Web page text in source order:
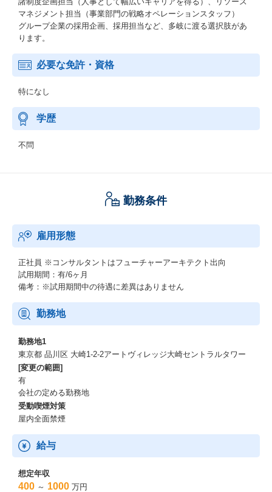
マネジメント担当（事業部門の戦略オペレーションスタッフ）
グループ企業の採用企画、採用担当など、多岐に渡る選択肢があ
ります。
必要な免許・資格
特になし
学歴
不問
勤務条件
雇用形態
正社員 ※コンサルタントはフューチャーアーキテクト出向
試用期間：有/6ヶ月
備考：※試用期間中の待遇に差異はありません
勤務地
勤務地1
東京都 品川区 大崎1-2-2アートヴィレッジ大崎セントラルタワー
[変更の範囲]
有
会社の定める勤務地
受動喫煙対策
屋内全面禁煙
給与
想定年収
400 ～ 1000 万円